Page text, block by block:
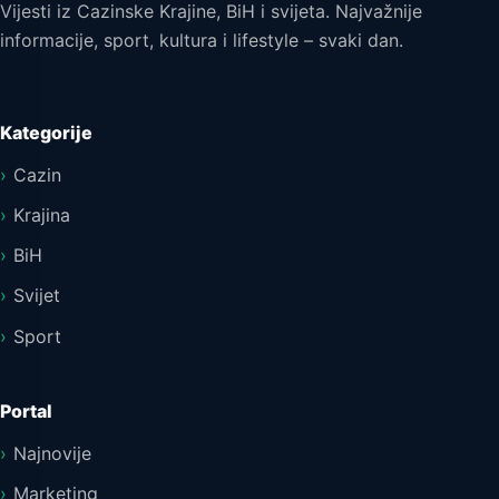
Vijesti iz Cazinske Krajine, BiH i svijeta. Najvažnije
informacije, sport, kultura i lifestyle – svaki dan.
Kategorije
Cazin
Krajina
BiH
Svijet
Sport
Portal
Najnovije
Marketing